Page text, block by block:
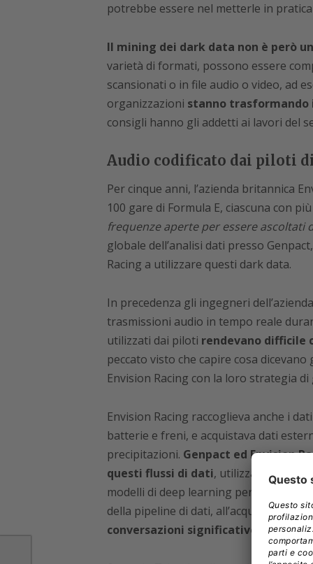
potrebbe essere nel metterle in pratica
Il mining dei dark data non è però
varietà di formati, possono essere
scansionati o in file audio o video, ad
organizzazioni stanno trasformando
consigli hanno gli addetti ai lavori del
Audio codificato dai piloti
Per cinque anni, l’azienda britannica
100 gare di Formula E, ciascuna con
frequenze aperte per essere ascoltati
globale dell’analisi dati presso
Racing a utilizzare questi dark data.
In precedenza gli ingegneri
trasmissioni audio in tempo reale
utilizzati dai piloti rendevano difficile
peccato visto che capire cosa
Envision Racing con la loro strategia di
Envision Racing raccoglieva anche i
batterie e freni, e acquistava dati
precipitazioni. Genpact ed Envision
questi flussi di dati, utilizzando
modelli di deep learning per
della pipeline di dati, all’acquisizione
conversazioni significative.